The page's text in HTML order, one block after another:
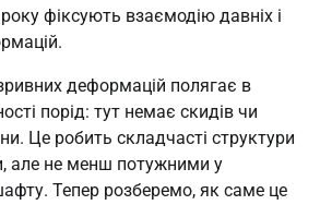
фіксують взаємодію давніх і
деформацій полягає в
порід: тут немає скидів чи
Це робить складчасті структури
але не менш потужними у
Тепер розберемо, як саме це